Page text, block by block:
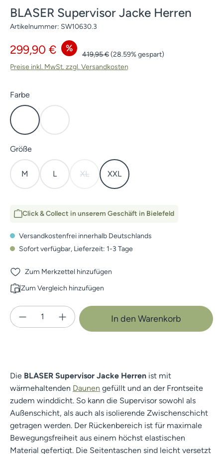
BLASER Supervisor Jacke Herren
Artikelnummer: SW10630.3
Verkaufspreis:
299,90 € %
Regulärer Preis:
419,95 €(28.59% gespart)
Preise inkl. MwSt. zzgl. Versandkosten
Farbeauswählen
HunTec CamoDunkel Oliv
Größeauswählen
M L XL
(Diese Option ist zurzeit nicht verfügbar.)
XXL
Click & Collect in unserem Geschäft in Bielefeld
Versandkostenfrei innerhalb Deutschlands
Sofort verfügbar, Lieferzeit: 1-3 Tage
Zum Merkzettel hinzufügen
Zum Vergleich hinzufügen
Produkt Anzahl: Gib den gewünschten
In den Warenkorb
Die BLASER Supervisor Jacke Herren ist mit
wärmehaltenden Daunen gefüllt und an der Frontseite
zudem winddicht. So kann die Supervisor sowohl als
Außenschicht, als auch als isolierende Zwischenschicht
getragen werden. Der Rückenbereich ist für maximale
Bewegungsfreiheit aus einem höchst elastischen
Material gefertigt. Die Seitentaschen sind leicht versetzt